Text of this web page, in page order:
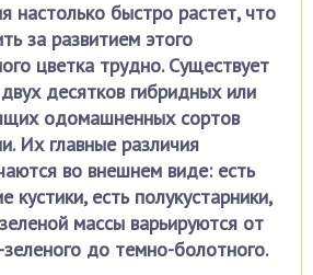
настолько быстро растет, что
за развитием этого
цветка трудно. Существует
десятков гибридных или
одомашненных сортов
Их главные различия
во внешнем виде: есть
кустики, есть полукустарники,
массы варьируются от
до темно-болотного.